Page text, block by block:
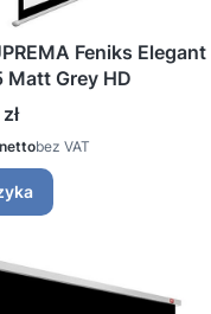
Feniks Elegant
Grey HD
bez VAT